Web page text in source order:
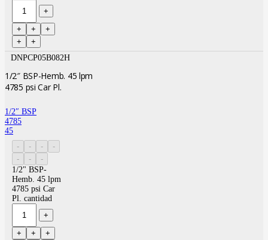
DNPCP05B082H
1/2″ BSP-Hemb. 45 lpm
4785 psi Car Pl.
1/2″ BSP
4785
45
1/2" BSP-
Hemb. 45 lpm
4785 psi Car
Pl. cantidad